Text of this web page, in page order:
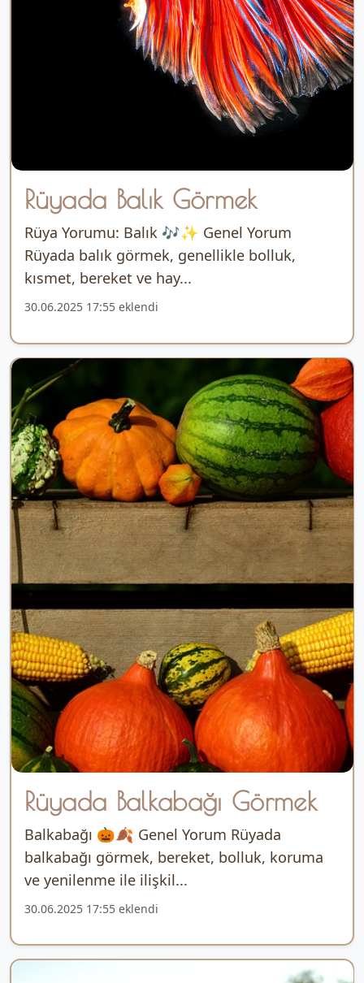
Rüyada Balık Görmek
Rüya Yorumu: Balık 🎶✨ Genel Yorum
Rüyada balık görmek, genellikle bolluk,
kısmet, bereket ve hay...
30.06.2025 17:55 eklendi
Rüyada Balkabağı Görmek
Balkabağı 🎃🍂 Genel Yorum Rüyada
balkabağı görmek, bereket, bolluk, koruma
ve yenilenme ile ilişkil...
30.06.2025 17:55 eklendi